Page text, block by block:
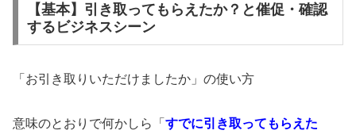
【基本】引き取ってもらえたか？と催促・確認
するビジネスシーン
「お引き取りいただけましたか」の使い方
意味のとおりで何かしら「 すでに引き取ってもらえた